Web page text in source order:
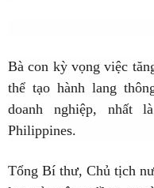
Bà con kỳ vọng việc
thể tạo hành lang
doanh nghiệp, nhất
Philippines.
Tổng Bí thư, Chủ tịch